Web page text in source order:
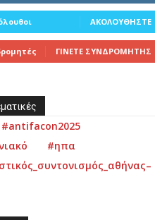
ΑΚΟΛΟΥΘΉΣΤΕ
ΓΊΝΕΤΕ ΣΥΝΔΡΟΜΗΤΉΣ
#antifacon2025
#ηπα